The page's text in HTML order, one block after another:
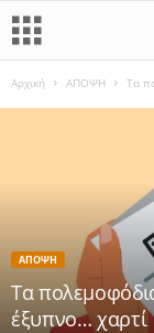
Αρχική ΑΠΟΨΗ Τα
ΑΠΟΨΗ
Τα
έξυπνο… χαρτί